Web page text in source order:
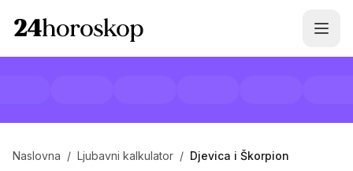
Naslovna / Ljubavni kalkulator / Djevica i Škorpion